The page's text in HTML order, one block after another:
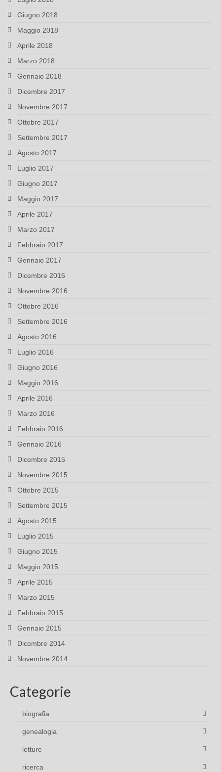
Giugno 2018
Maggio 2018
Aprile 2018
Marzo 2018
Gennaio 2018
Dicembre 2017
Novembre 2017
Ottobre 2017
Settembre 2017
Agosto 2017
Luglio 2017
Giugno 2017
Maggio 2017
Aprile 2017
Marzo 2017
Febbraio 2017
Gennaio 2017
Dicembre 2016
Novembre 2016
Ottobre 2016
Settembre 2016
Agosto 2016
Luglio 2016
Giugno 2016
Maggio 2016
Aprile 2016
Marzo 2016
Febbraio 2016
Gennaio 2016
Dicembre 2015
Novembre 2015
Ottobre 2015
Settembre 2015
Agosto 2015
Luglio 2015
Giugno 2015
Maggio 2015
Aprile 2015
Marzo 2015
Febbraio 2015
Gennaio 2015
Dicembre 2014
Novembre 2014
Categorie
biografia
genealogia
letture
ricerca